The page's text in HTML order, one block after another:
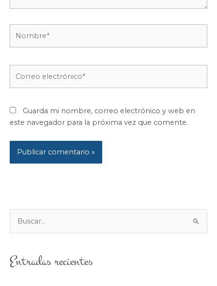
electrónico*
Guarda mi nombre, correo electrónico y web en
este navegador para la próxima vez que comente.
U
C
Entradas recientes